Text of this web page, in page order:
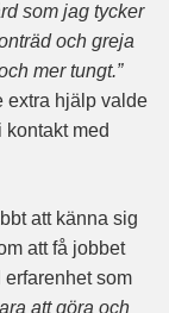
som jag tycker
och greja
mer tungt.”
extra hjälp valde
kontakt med
att känna sig
att få jobbet
som
att göra och